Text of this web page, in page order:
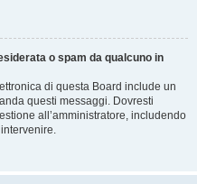
o spam da qualcuno in
di questa Board include un
questi messaggi. Dovresti
all’amministratore, includendo